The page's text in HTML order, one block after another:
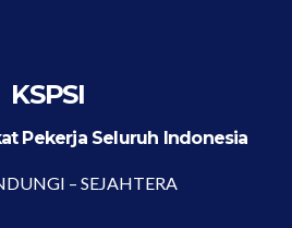
KSPSI
Pekerja Seluruh Indonesia
– SEJAHTERA